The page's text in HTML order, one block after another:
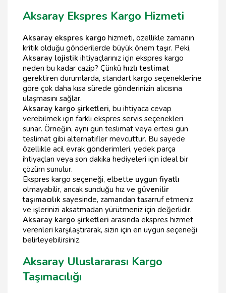
Aksaray Ekspres Kargo Hizmeti
Aksaray ekspres kargo hizmeti, özellikle zamanın
kritik olduğu gönderilerde büyük önem taşır. Peki,
Aksaray lojistik ihtiyaçlarınız için ekspres kargo
neden bu kadar cazip? Çünkü hızlı teslimat
gerektiren durumlarda, standart kargo seçeneklerine
göre çok daha kısa sürede gönderinizin alıcısına
ulaşmasını sağlar.
Aksaray kargo şirketleri, bu ihtiyaca cevap
verebilmek için farklı ekspres servis seçenekleri
sunar. Örneğin, aynı gün teslimat veya ertesi gün
teslimat gibi alternatifler mevcuttur. Bu sayede
özellikle acil evrak gönderimleri, yedek parça
ihtiyaçları veya son dakika hediyeleri için ideal bir
çözüm sunulur.
Ekspres kargo seçeneği, elbette uygun fiyatlı
olmayabilir, ancak sunduğu hız ve güvenilir
taşımacılık sayesinde, zamandan tasarruf etmeniz
ve işlerinizi aksatmadan yürütmeniz için değerlidir.
Aksaray kargo şirketleri arasında ekspres hizmet
verenleri karşılaştırarak, sizin için en uygun seçeneği
belirleyebilirsiniz.
Aksaray Uluslararası Kargo
Taşımacılığı